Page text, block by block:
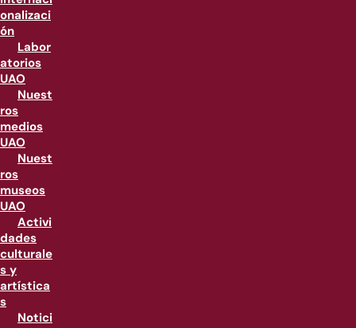
onalizaci
ón
Labor
atorios
UAO
Nuest
ros
medios
UAO
Nuest
ros
museos
UAO
Activi
dades
culturale
s y
artística
s
Notici